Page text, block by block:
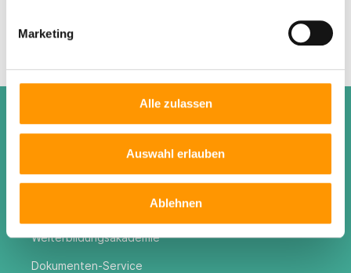
Marketing
Alle zulassen
Auswahl erlauben
Ablehnen
Mietercheck
Weiterbildungsakademie
Dokumenten-Service